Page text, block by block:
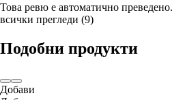
Това ревю е автоматично преведено.
всички прегледи (9)
Подобни продукти
Добави